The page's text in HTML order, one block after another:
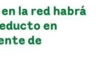
la red habrá
en
de